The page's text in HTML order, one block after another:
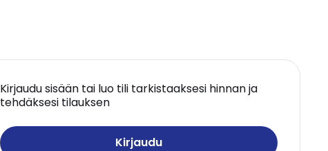
Kirjaudu sisään tai luo tili tarkistaaksesi hinnan ja
tehdäksesi tilauksen
Kirjaudu